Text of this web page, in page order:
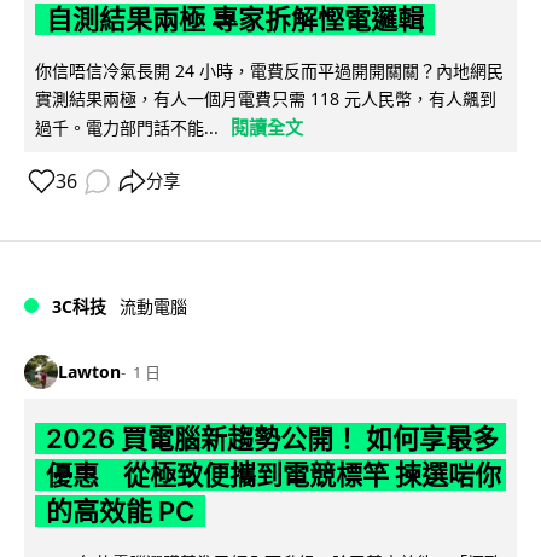
自測結果兩極 專家拆解慳電邏輯
你信唔信冷氣長開 24 小時，電費反而平過開開關關？內地網民
實測結果兩極，有人一個月電費只需 118 元人民幣，有人飆到
過千。電力部門話不能...
閱讀全文
36 分享
3C科技 流動電腦
Lawton 1 日
2026 買電腦新趨勢公開！ 如何享最多
優惠 從極致便攜到電競標竿 揀選啱你
的高效能 PC